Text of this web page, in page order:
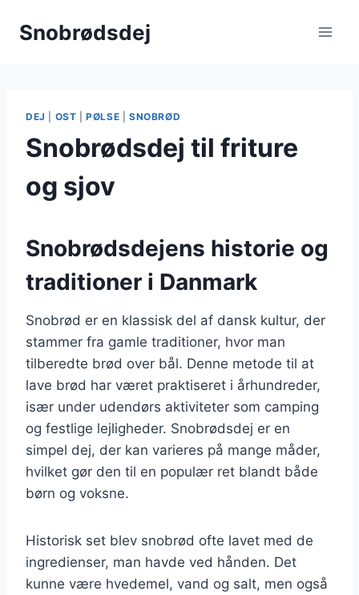
Snobrødsdej
DEJ OST |PØLSE SNOBRØD
Snobrødsdej til friture
og sjov
Snobrødsdejens historie og
traditioner i Danmark
Snobrød er en klassisk del af dansk kultur, der
stammer fra gamle traditioner, hvor man
tilberedte brød over bål. Denne metode til at
lave brød har været praktiseret i århundreder,
især under udendørs aktiviteter som camping
og festlige lejligheder. Snobrødsdej er en
simpel dej, der kan varieres på mange måder,
hvilket gør den til en populær ret blandt både
børn og voksne.
Historisk set blev snobrød ofte lavet med de
ingredienser, man havde ved hånden. Det
kunne være hvedemel, vand og salt, men også